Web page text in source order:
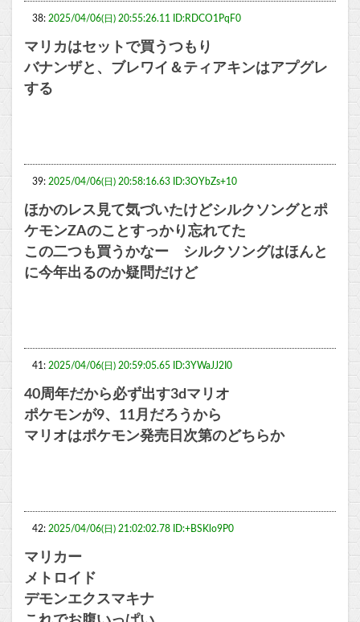
38: 2025/04/06(日) 20:55:26.11 ID:RDCO1PqF0
マリカはセットで買うつもり
バナンザと、ブレワイ＆ティアキンはアプグレ
する
39: 2025/04/06(日) 20:58:16.63 ID:3OYbZs+10
ほかのレス見て気づいたけどシルクソングとポ
ケモンZAのことすっかり忘れてた
この二つも買うかなー シルクソングはほんと
に今年出るのか疑問だけど
41: 2025/04/06(日) 20:59:05.65 ID:3YWaJJ2I0
40周年だから必ず出す3dマリオ
ポケモンが9、11月だろうから
マリオはポケモン発売日次第のどちらか
42: 2025/04/06(日) 21:02:02.78 ID:+BSKlo9P0
マリカー
メトロイド
デモンエクスマキナ